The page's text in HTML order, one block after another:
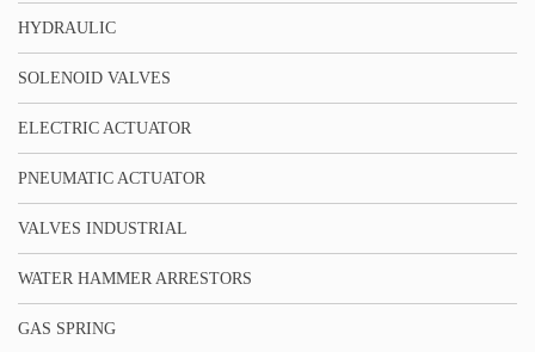
HYDRAULIC
SOLENOID VALVES
ELECTRIC ACTUATOR
PNEUMATIC ACTUATOR
VALVES INDUSTRIAL
WATER HAMMER ARRESTORS
GAS SPRING